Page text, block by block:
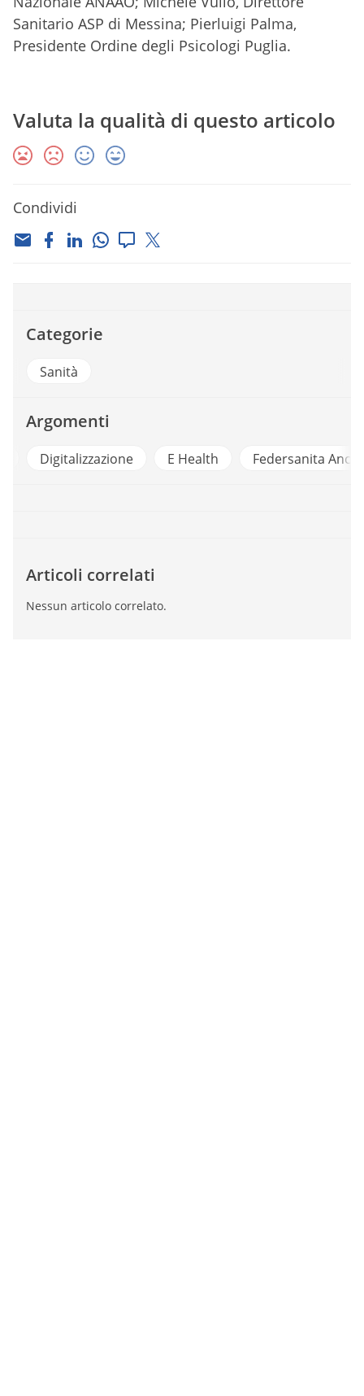
Sanitario ASP di Messina; Pierluigi Palma,
Presidente Ordine degli Psicologi Puglia.
Valuta la qualità di questo articolo
Condividi
Categorie
Sanità
Argomenti
Digitalizzazione E Health Federsanita Anci
Articoli correlati
Nessun articolo correlato.